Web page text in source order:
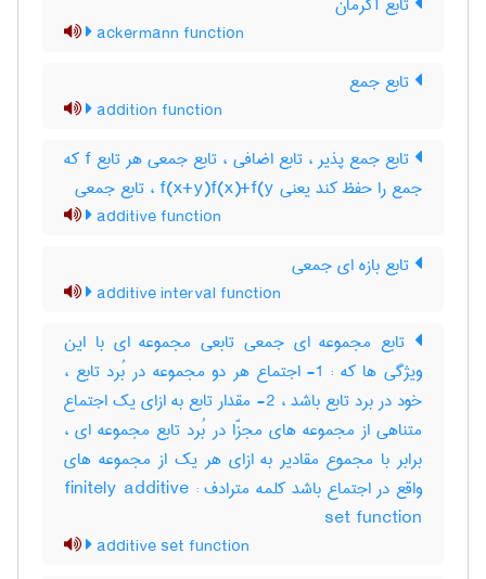
ackermann function
تابع جمع
addition function
تابع جمع پذیر ، تابع اضافی ، تابع جمعی هر تابع f که
جمع را حفظ کند یعنی f(x+y)f(x)+f(y ، تابع جمعی
additive function
تابع بازه ای جمعی
additive interval function
تابع مجموعه ای جمعی تابعی مجموعه ای با این
ویژگی ها که : 1- اجتماع هر دو مجموعه در بُرد تابع ،
خود در برد تابع باشد ، 2- مقدار تابع به ازای یک اجتماع
متناهی از مجموعه های مجزّا در بُرد تابع مجموعه ای ،
برابر با مجموع مقادیر به ازای هر یک از مجموعه های
واقع در اجتماع باشد کلمه مترادف : finitely additive
set function
additive set function